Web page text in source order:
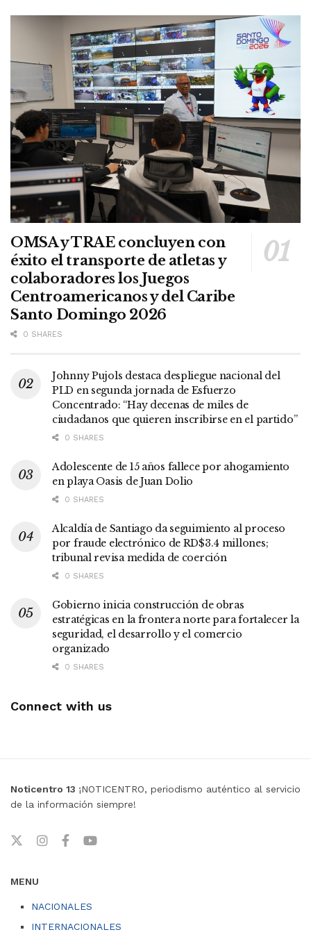
OMSA y TRAE concluyen con
éxito el transporte de atletas y
colaboradores los Juegos
Centroamericanos y del Caribe
Santo Domingo 2026
0 SHARES
Johnny Pujols destaca despliegue nacional del
PLD en segunda jornada de Esfuerzo
Concentrado: “Hay decenas de miles de
ciudadanos que quieren inscribirse en el partido”
0 SHARES
Adolescente de 15 años fallece por ahogamiento
en playa Oasis de Juan Dolio
0 SHARES
Alcaldía de Santiago da seguimiento al proceso
por fraude electrónico de RD$3.4 millones;
tribunal revisa medida de coerción
0 SHARES
Gobierno inicia construcción de obras
estratégicas en la frontera norte para fortalecer la
seguridad, el desarrollo y el comercio
organizado
0 SHARES
Connect with us
Noticentro 13 ¡NOTICENTRO, periodismo auténtico al servicio
de la información siempre!
MENU
NACIONALES
INTERNACIONALES